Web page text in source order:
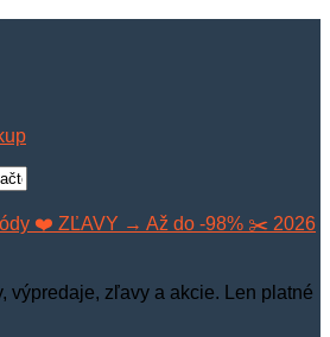
výpredaje, zľavy a akcie. Len platné